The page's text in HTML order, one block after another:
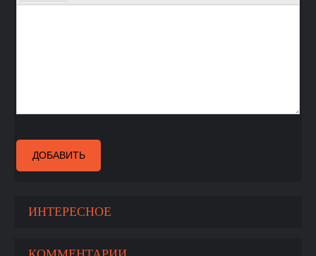
ДОБАВИТЬ
ИНТЕРЕСНОЕ